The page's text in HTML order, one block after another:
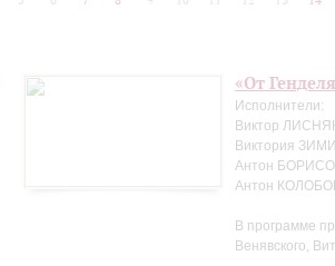
«От
Исполнители:
Виктор
Виктория
Антон
Антон
В программе
Венявского,